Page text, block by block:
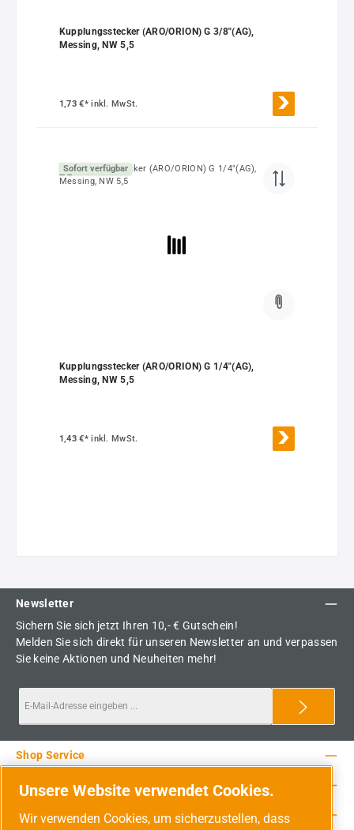
Kupplungsstecker (ARO/ORION) G 3/8"(AG),
Messing, NW 5,5
1,73 €*inkl. MwSt.
Sofort verfügbar
Kupplungsstecker (ARO/ORION) G 1/4"(AG),
Messing, NW 5,5
1,43 €*inkl. MwSt.
Newsletter
Sichern Sie sich jetzt Ihren 10,- € Gutschein!
Melden Sie sich direkt für unseren Newsletter an und verpassen
Sie keine Aktionen und Neuheiten mehr!
Service-Hotline
Shop Service
Rechtliche Hinweise
Unsere Website verwendet Cookies.
Wir verwenden Cookies, um sicherzustellen, dass